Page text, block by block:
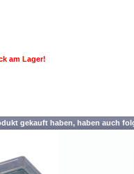
am Lager!
gekauft haben, haben auch